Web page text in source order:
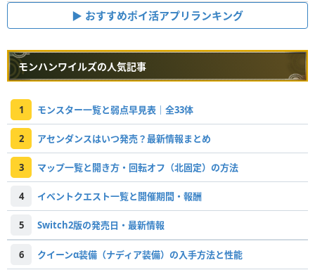
おすすめポイ活アプリランキング
モンハンワイルズの人気記事
1 モンスター一覧と弱点早見表｜全33体
2 アセンダンスはいつ発売？最新情報まとめ
3 マップ一覧と開き方・回転オフ（北固定）の方法
4 イベントクエスト一覧と開催期間・報酬
5 Switch2版の発売日・最新情報
6 クイーンα装備（ナディア装備）の入手方法と性能